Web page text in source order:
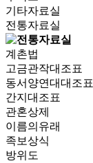
기타자료실
전통자료실
계촌법
고금관작대조표
동서양연대대조표
간지대조표
관혼상제
이름의유래
족보상식
방위도